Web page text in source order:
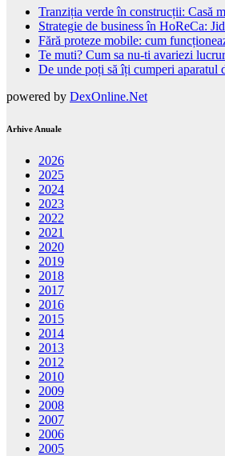
Tranziția verde în construcții: Casă
Strategie de business în HoReCa:
Fără proteze mobile: cum
Te muti? Cum sa nu-ti avariezi
De unde poți să îți cumperi aparatul
powered by DexOnline.Net
Arhive Anuale
2026
2025
2024
2023
2022
2021
2020
2019
2018
2017
2016
2015
2014
2013
2012
2010
2009
2008
2007
2006
2005